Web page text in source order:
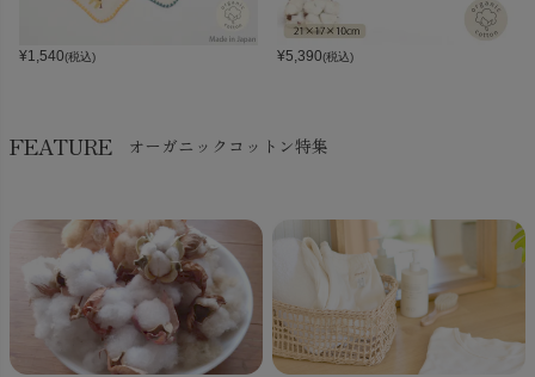
¥1,540(税込) ¥5,390(税込)
FEATURE オーガニックコットン特集